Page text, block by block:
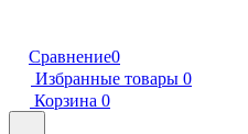
Сравнение0
Избранные товары 0
Корзина 0